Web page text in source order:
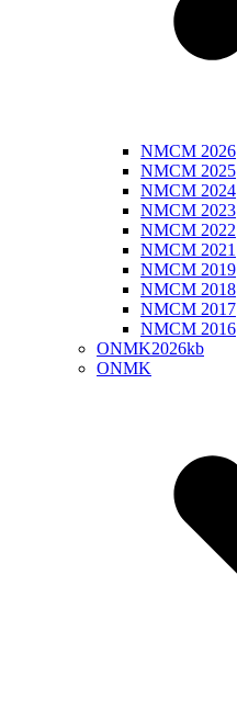
NMCM 2026
NMCM 2025
NMCM 2024
NMCM 2023
NMCM 2022
NMCM 2021
NMCM 2019
NMCM 2018
NMCM 2017
NMCM 2016
ONMK2026kb
ONMK